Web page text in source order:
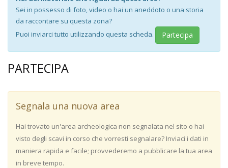
Sei in possesso di foto, video o hai un aneddoto o una storia
da raccontare su questa zona?
Puoi inviarci tutto utilizzando questa scheda.
Partecipa
PARTECIPA
Segnala una nuova area
Hai trovato un'area archeologica non segnalata nel sito o hai
visto degli scavi in corso che vorresti segnalare? Inviaci i dati in
maniera rapida e facile; provvederemo a pubblicare la tua area
in breve tempo.